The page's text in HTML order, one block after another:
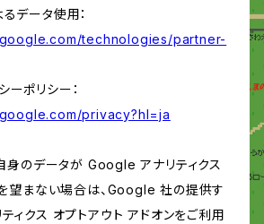
データ使用：
technologies/partner-
ポリシー：
privacy?hl=ja
身のデータが Google アナリティクス
望まない場合は、Google 社の提供す
ィクス オプトアウト アドオンをご利用